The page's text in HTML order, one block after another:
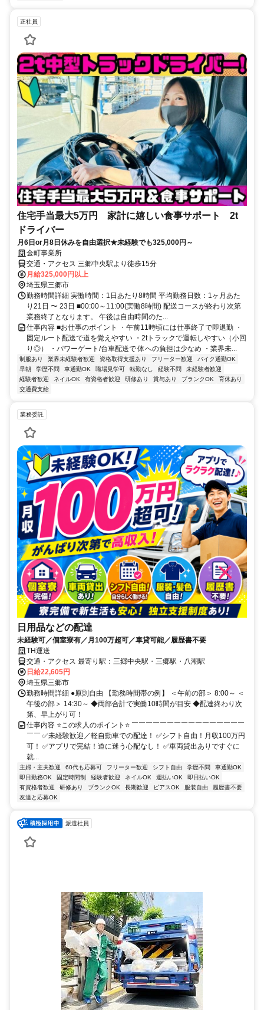
正社員
住宅手当最大5万円 家計に嬉しい食事サポート 2t
ドライバー
月6日or月8日休みを自由選択★未経験でも325,000円～
金町事業所
交通・アクセス 三郷中央駅より徒歩15分
月給325,000円以上
埼玉県三郷市
勤務時間詳細 実働時間：1日あたり8時間 平均勤務日数：1ヶ月あた
り21日 〜 23日 ■00:00～11:00(実働8時間) 配送コースが終わり次第
業務終了となります。 午後は自由時間のた...
仕事内容 ■お仕事のポイント ・午前11時頃には仕事終了で即退勤 ・
固定ルート配送で道を覚えやすい ・2tトラックで運転しやすい（小回
り◎） ・パワーゲート/台車配送で 体への負担は少なめ ・業界未...
制服あり 業界未経験者歓迎 資格取得支援あり フリーター歓迎
バイク通勤OK
早朝
学歴不問 車通勤OK 職場見学可 転勤なし 経験不問
未経験者歓迎
経験者歓迎
ネイルOK 有資格者歓迎 研修あり 賞与あり ブランクOK
育休あり
交通費支給
業務委託
日用品などの配達
未経験可／個室寮有／月100万超可／車貸可能／履歴書不要
TH運送
交通・アクセス 最寄り駅：三郷中央駅・三郷駅・八潮駅
日給22,605円
埼玉県三郷市
勤務時間詳細 ●原則自由 【勤務時間帯の例】 ＜午前の部＞ 8:00～ ＜
午後の部＞ 14:30～ ◆両部合計で実働10時間が目安 ◆配達終わり次
第、早上がり可！
仕事内容 ⭐この求人のポイント⭐ ￣￣￣￣￣￣￣￣￣￣￣￣￣￣￣￣
￣￣ ✅未経験歓迎／軽自動車での配達！ ✅シフト自由！月収100万円
可！ ✅アプリで完結！道に迷う心配なし！ ✅車両貸出ありですぐに
就...
主婦・主夫歓迎 60代も応募可 フリーター歓迎 シフト自由 学歴不問
車通勤OK
即日勤務OK
固定時間制 経験者歓迎 ネイルOK 週払いOK
即日払いOK
有資格者歓迎
研修あり ブランクOK 長期歓迎 ピアスOK 服装自由
履歴書不要
友達と応募OK
派遣社員